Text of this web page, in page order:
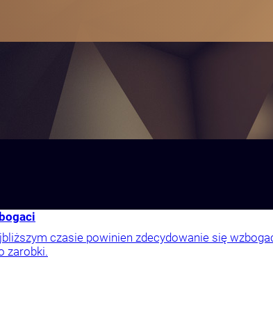
czasie powinien zdecydowanie się
zarobki.